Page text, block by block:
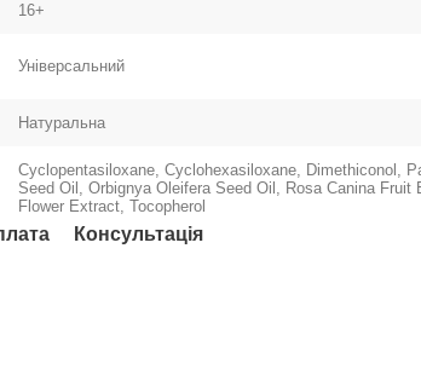
16+
Універсальний
Натуральна
Cyclopentasiloxane, Cyclohexasiloxane, Dimethiconol,
Seed Oil, Orbignya Oleifera Seed Oil, Rosa Canina Fruit
Flower Extract, Tocopherol
Консультація